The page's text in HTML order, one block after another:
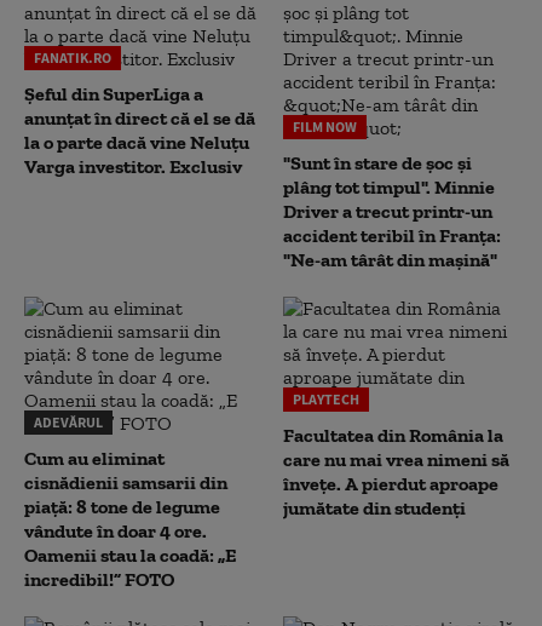
FANATIK.RO
Șeful din SuperLiga a
anunțat în direct că el se dă
la o parte dacă vine Neluțu
Varga investitor. Exclusiv
FILM NOW
"Sunt în stare de șoc și
plâng tot timpul". Minnie
Driver a trecut printr-un
accident teribil în Franța:
"Ne-am târât din mașină"
ADEVĂRUL
Cum au eliminat
cisnădienii samsarii din
piață: 8 tone de legume
vândute în doar 4 ore.
Oamenii stau la coadă: „E
incredibil!” FOTO
PLAYTECH
Facultatea din România la
care nu mai vrea nimeni să
înveţe. A pierdut aproape
jumătate din studenţi